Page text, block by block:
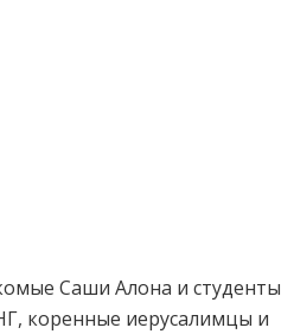
Саши Алона и студенты
коренные иерусалимцы и